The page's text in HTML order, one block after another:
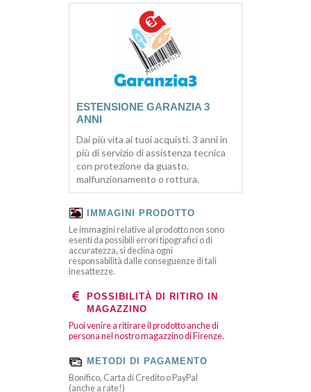
ESTENSIONE GARANZIA 3
ANNI
Dai più vita ai tuoi acquisti. 3 anni in
più di servizio di assistenza tecnica
con protezione da guasto,
malfunzionamento o rottura.
IMMAGINI PRODOTTO
Le immagini relative al prodotto non sono
esenti da possibili errori tipografici o di
accuratezza, si declina ogni
responsabilità dalle conseguenze di tali
inesattezze.
POSSIBILITÀ DI RITIRO IN
MAGAZZINO
Puoi venire a ritirare il prodotto anche di
persona nel nostro magazzino di Firenze.
METODI DI PAGAMENTO
Bonifico, Carta di Credito o PayPal
(anche a rate!)